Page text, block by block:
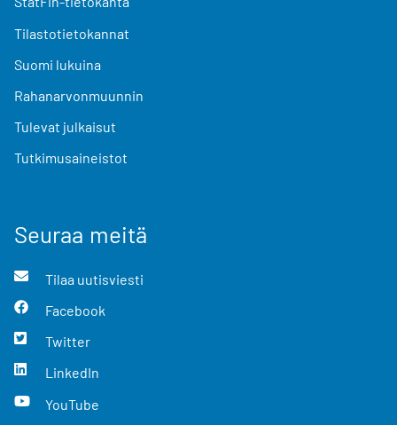
Tilastotietokannat
Suomi lukuina
Rahanarvonmuunnin
Tulevat julkaisut
Tutkimusaineistot
Seuraa meitä
Tilaa uutisviesti
Facebook
Twitter
LinkedIn
YouTube